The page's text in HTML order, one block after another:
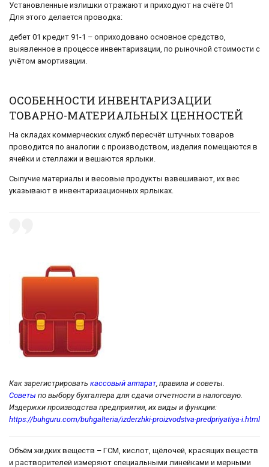
Установленные излишки отражают и приходуют на счёте 01
Для этого делается проводка:
дебет 01 кредит 91-1 – оприходовано основное средство,
выявленное в процессе инвентаризации, по рыночной стоимости с
учётом амортизации.
ОСОБЕННОСТИ ИНВЕНТАРИЗАЦИИ
ТОВАРНО-МАТЕРИАЛЬНЫХ ЦЕННОСТЕЙ
На складах коммерческих служб пересчёт штучных товаров
проводится по аналогии с производством, изделия помещаются в
ячейки и стеллажи и вешаются ярлыки.
Сыпучие материалы и весовые продукты взвешивают, их вес
указывают в инвентаризационных ярлыках.
Как зарегистрировать кассовый аппарат, правила и советы.
Советы по выбору бухгалтера для сдачи отчетности в налоговую.
Издержки производства предприятия, их виды и функции:
https://buhguru.com/buhgalteria/izderzhki-proizvodstva-predpriyatiya-i.html
Объём жидких веществ – ГСМ, кислот, щёлочей, красящих веществ
и растворителей измеряют специальными линейками и мерными